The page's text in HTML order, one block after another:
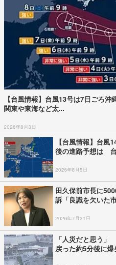
【台風情報】台風13号は7日ごろ
関東や東海など太...
2026年8月3日
【台風情報】台
後の進路予想は
2026年8月5日
田久保前市長に
訴「良識を欠いた
2026年7月31日
「人災だと思う
戻った約5分後に